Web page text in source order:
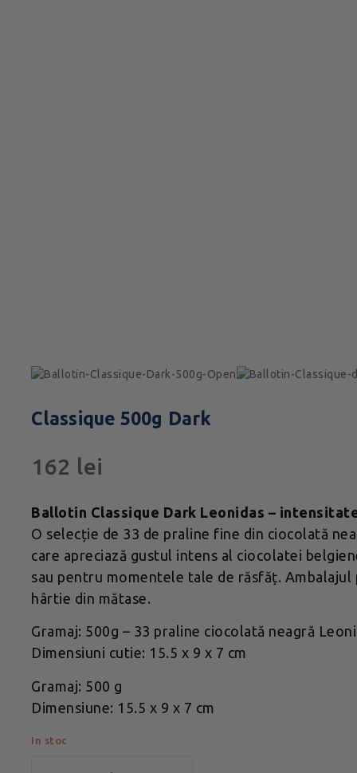
Classique 500g Dark
162 lei
Ballotin Classique Dark Leonidas –
O selecție de 33 de praline fine din ciocolată
care apreciază gustul intens al ciocolatei
sau pentru momentele tale de răsfăț. Ambalajul
hârtie din mătase.
Gramaj: 500g – 33 praline ciocolată neagră
Dimensiuni cutie: 15.5 x 9 x 7 cm
Gramaj: 500 g
Dimensiune: 15.5 x 9 x 7 cm
In stoc